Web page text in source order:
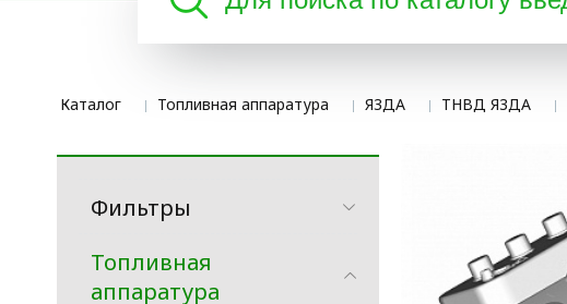
Каталог Топливная аппаратура Я3ДА ТНВД Я3ДА
Фильтры
Топливная
аппаратура